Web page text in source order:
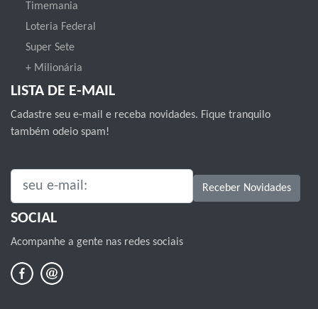
Timemania
Loteria Federal
Super Sete
+ Milionária
LISTA DE E-MAIL
Cadastre seu e-mail e receba novidades. Fique tranquilo
também odeio spam!
SEU E-MAIL: Receber Novidades
SOCIAL
Acompanhe a gente nas redes sociais